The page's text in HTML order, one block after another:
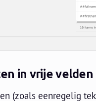
in vrije velden
(zoals eenregelig